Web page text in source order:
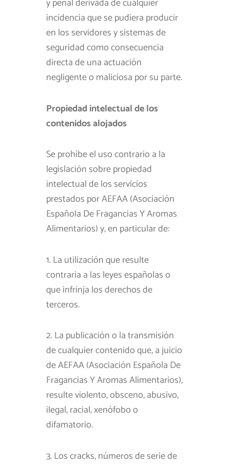
y penal derivada de cualquier
incidencia que se pudiera producir
en los servidores y sistemas de
seguridad como consecuencia
directa de una actuación
negligente o maliciosa por su parte.
Propiedad intelectual de los
contenidos alojados
Se prohíbe el uso contrario a la
legislación sobre propiedad
intelectual de los servicios
prestados por AEFAA (Asociación
Española De Fragancias Y Aromas
Alimentarios) y, en particular de:
1. La utilización que resulte
contraria a las leyes españolas o
que infrinja los derechos de
terceros.
2. La publicación o la transmisión
de cualquier contenido que, a juicio
de AEFAA (Asociación Española De
Fragancias Y Aromas Alimentarios),
resulte violento, obsceno, abusivo,
ilegal, racial, xenófobo o
difamatorio.
3. Los cracks, números de serie de